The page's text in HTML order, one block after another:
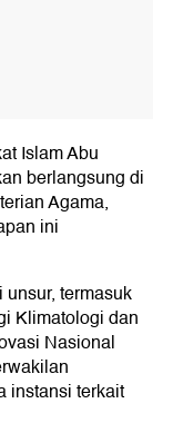
Islam Abu
berlangsung di
Agama,
ini
termasuk
Klimatologi dan
Nasional
instansi terkait